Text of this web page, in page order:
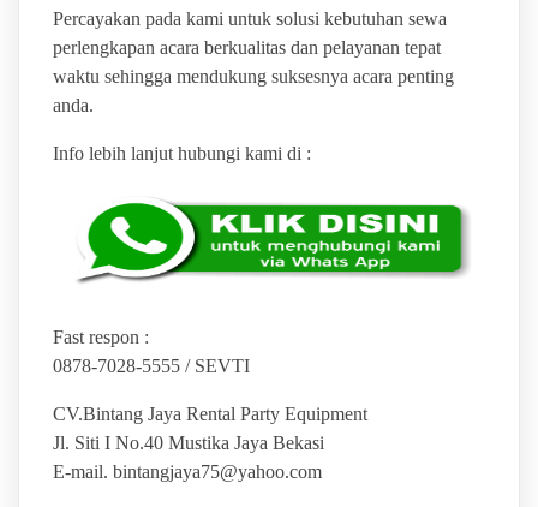
Percayakan pada kami untuk solusi kebutuhan sewa
perlengkapan acara berkualitas dan pelayanan tepat
waktu sehingga mendukung suksesnya acara penting
anda.
Info lebih lanjut hubungi kami di :
Fast respon :
0878-7028-5555 / SEVTI
CV.Bintang Jaya Rental Party Equipment
Jl. Siti I No.40 Mustika Jaya Bekasi
E-mail. bintangjaya75@yahoo.com